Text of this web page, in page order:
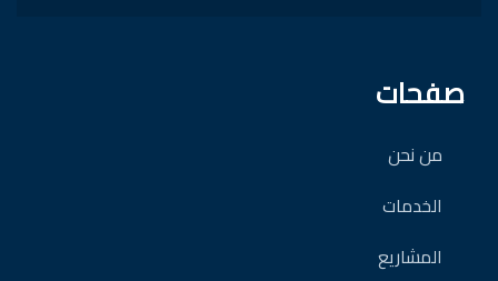
صفحات
من نحن
الخدمات
المشاريع